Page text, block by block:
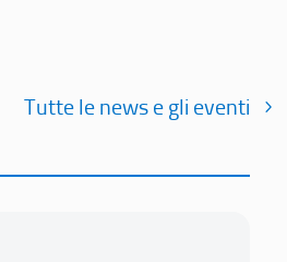
Tutte le news e gli eventi